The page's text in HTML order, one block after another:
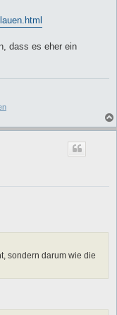
dass es eher ein
sondern darum wie die